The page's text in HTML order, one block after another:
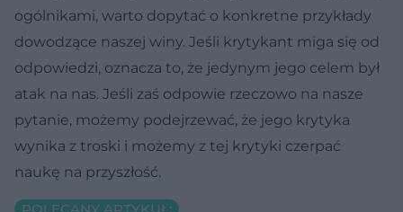
ogólnikami, warto dopytać o konkretne przykłady
dowodzące naszej winy. Jeśli krytykant miga się od
odpowiedzi, oznacza to, że jedynym jego celem był
atak na nas. Jeśli zaś odpowie rzeczowo na nasze
pytanie, możemy podejrzewać, że jego krytyka
wynika z troski i możemy z tej krytyki czerpać
naukę na przyszłość.
POLECANY ARTYKUŁ: